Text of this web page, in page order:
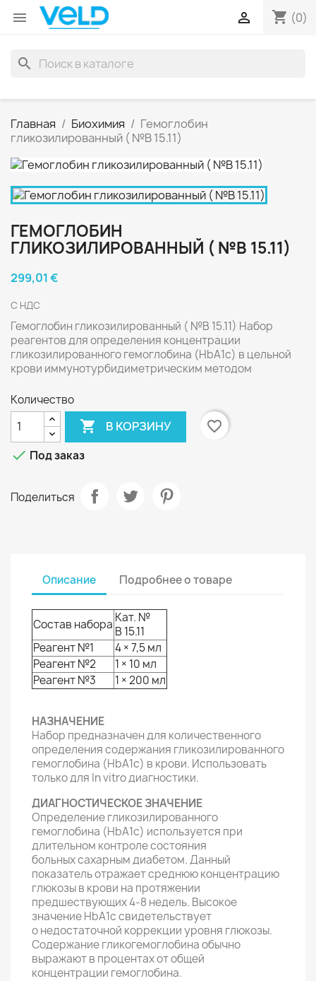
 shopping_cart (0)

search
Главная Биохимия
Гемоглобин
гликозилированный ( №В 15.11)
ГЕМОГЛОБИН
ГЛИКОЗИЛИРОВАННЫЙ ( №В 15.11)
299,01 €
С НДС
Гемоглобин гликозилированный ( №В 15.11) Набор
реагентов для определения концентрации
гликозилированного гемоглобина (HbА1c) в цельной
крови иммунотурбидиметрическим методом
Количество
 В КОРЗИНУ
favorite_border
 Под заказ
Поделиться
Описание Подробнее о товаре
Состав набора Кат. №
В 15.11
Реагент №1
4 × 7,5 мл
Реагент №2
1 × 10 мл
Реагент №3
1 × 200 мл
НАЗНАЧЕНИЕ
Набор предназначен для количественного
определения содержания гликозилированного
гемоглобина (HbА1c) в крови. Использовать
только для In vitro диагностики.
ДИАГНОСТИЧЕСКОЕ ЗНАЧЕНИЕ
Определение гликозилированного
гемоглобина (HbA1c) используется при
длительном контроле состояния
больных сахарным диабетом. Данный
показатель отражает среднюю концентрацию
глюкозы в крови на протяжении
предшествующих 4-8 недель. Высокое
значение HbA1с свидетельствует
о недостаточной коррекции уровня глюкозы.
Содержание гликогемоглобина обычно
выражают в процентах от общей
концентрации гемоглобина.